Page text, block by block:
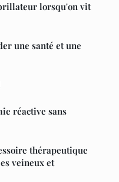
lorsqu'on vit
une santé et une
réactive sans
thérapeutique
veineux et